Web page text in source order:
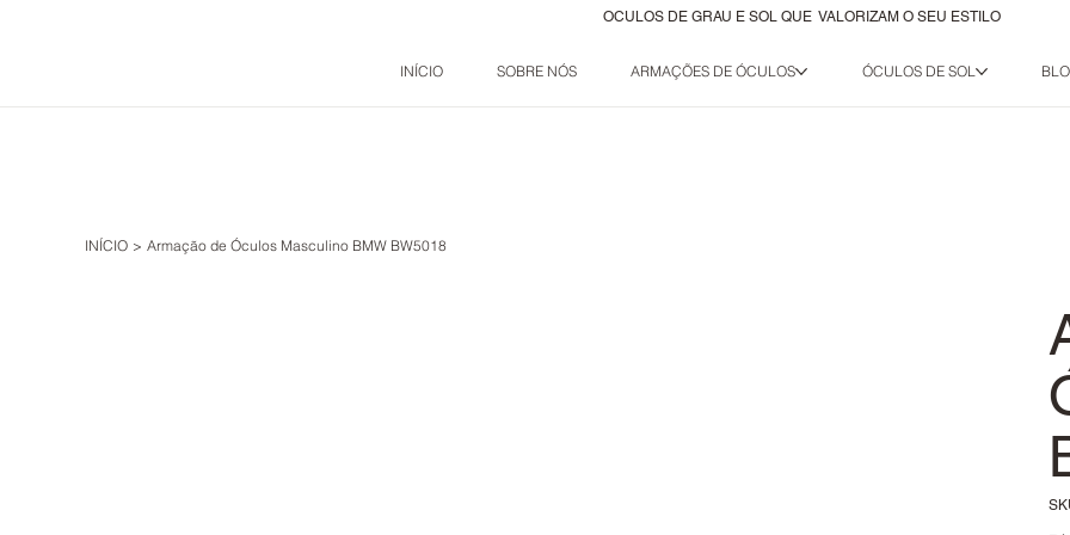
OCULOS DE GRAU E SOL QUE VALORIZAM O SEU ESTILO
INÍCIO SOBRE NÓS ARMAÇÕES DE ÓCULOS ÓCULOS DE SOL
INÍCIO > Armação de Óculos Masculino BMW BW5018